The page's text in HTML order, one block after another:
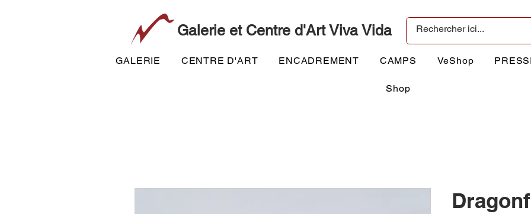
Galerie et Centre d'Art Viva Vida
GALERIE CENTRE D'ART ENCADREMENT CAMPS VeShop
Shop